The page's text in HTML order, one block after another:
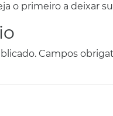
o primeiro a deixar
Campos